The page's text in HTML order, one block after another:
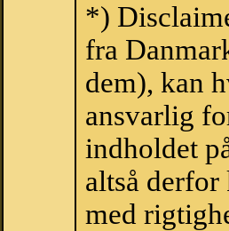
*)
fra
dem), kan
ansvarlig
indholdet
altså
med